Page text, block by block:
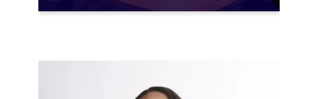
TRANSMISSION DES